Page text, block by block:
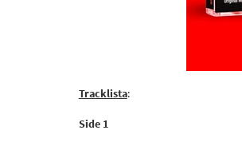
Tracklista:
Side 1